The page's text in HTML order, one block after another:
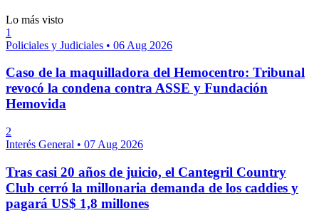
Lo más visto
1
Policiales y Judiciales • 06 Aug 2026
Caso de la maquilladora del Hemocentro: Tribunal
revocó la condena contra ASSE y Fundación
Hemovida
2
Interés General • 07 Aug 2026
Tras casi 20 años de juicio, el Cantegril Country
Club cerró la millonaria demanda de los caddies y
pagará US$ 1,8 millones